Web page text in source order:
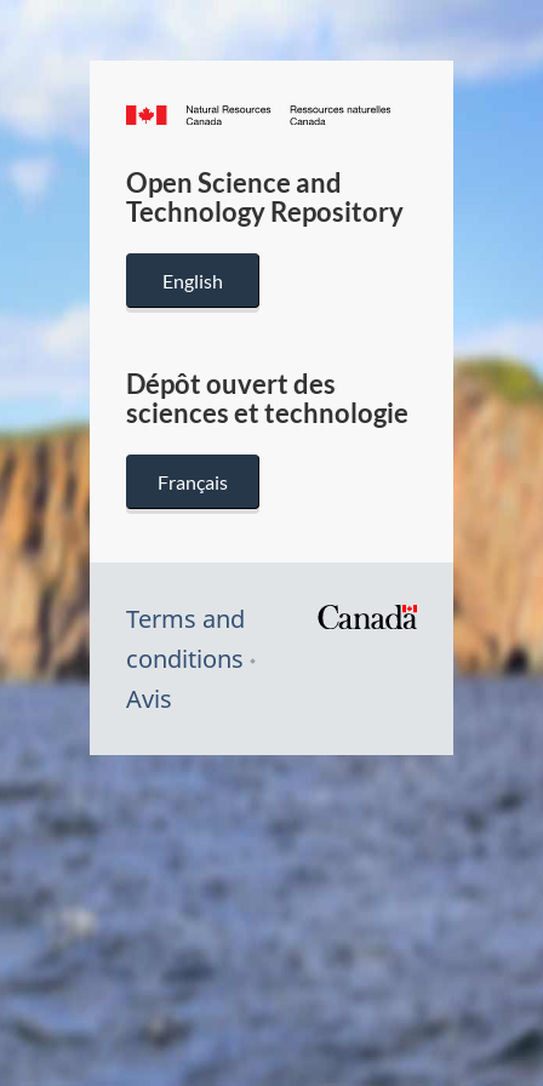
Canada.ca
/
Canada
Open Science and
Technology Repository
English
Dépôt ouvert des
sciences et technologie
Français
Terms and
conditions
Avis
Symbole
Canada